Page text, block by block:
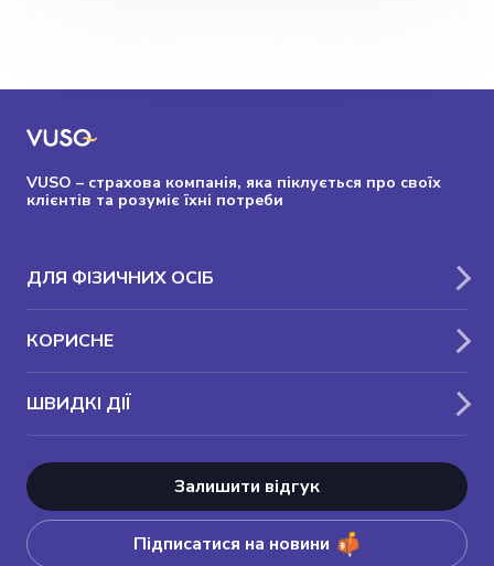
VUSO – страхова компанія, яка піклується про своїх
клієнтів та розуміє їхні потреби
ДЛЯ ФІЗИЧНИХ ОСІБ
КОРИСНЕ
ШВИДКІ ДІЇ
Залишити відгук
Підписатися на новини